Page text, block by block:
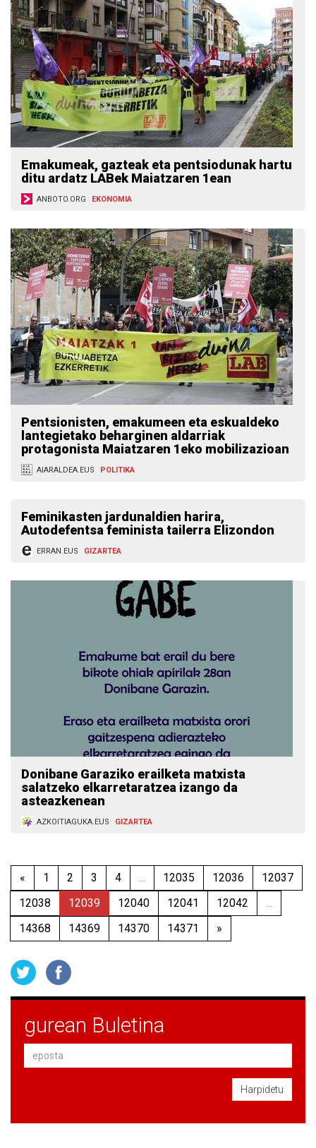
Emakumeak, gazteak eta pentsiodunak hartu
ditu ardatz LABek Maiatzaren 1ean
ANBOTO.ORG EKONOMIA
Pentsionisten, emakumeen eta eskualdeko
lantegietako beharginen aldarriak
protagonista Maiatzaren 1eko mobilizazioan
AIARALDEA.EUS POLITIKA
Feminikasten jardunaldien harira,
Autodefentsa feminista tailerra Elizondon
ERRAN.EUS GIZARTEA
Donibane Garaziko erailketa matxista
salatzeko elkarretaratzea izango da
asteazkenean
AZKOITIAGUKA.EUS GIZARTEA
« 1 2 3 4 ... 12035 12036
12037
12038
12039 12040 12041 12042
...
14368
14369 14370 14371 »
gurean Buletina
Harpidetu